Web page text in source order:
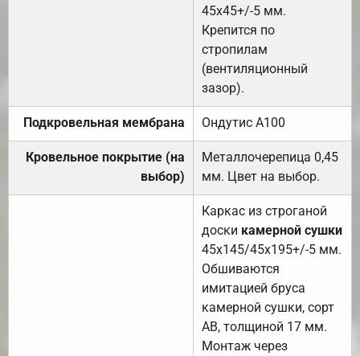
45х45+/-5 мм.
Крепится по
стропилам
(вентиляционный
зазор).
Подкровельная мембрана Ондутис А100
Кровельное покрытие (на
выбор)
Металлочерепица 0,45
мм. Цвет на выбор.
Каркас из строганой
доски камерной сушки
45х145/45х195+/-5 мм.
Обшиваются
имитацией бруса
камерной сушки, сорт
АВ, толщиной 17 мм.
Монтаж через